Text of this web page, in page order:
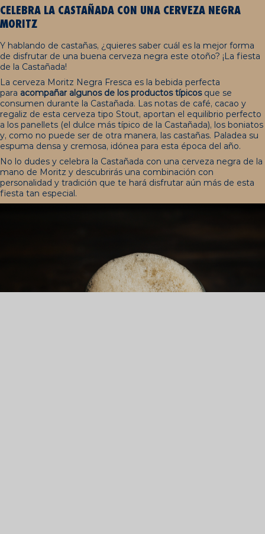
CELEBRA LA CASTAÑADA CON UNA CERVEZA NEGRA
MORITZ
Y hablando de castañas, ¿quieres saber cuál es la mejor forma
de disfrutar de una buena cerveza negra este otoño? ¡La fiesta
de la Castañada!
La cerveza Moritz Negra Fresca es la bebida perfecta
para acompañar algunos de los productos típicosque se
consumen durante la Castañada. Las notas de café, cacao y
regaliz de esta cerveza tipo Stout, aportan el equilibrio perfecto
a los panellets (el dulce más típico de la Castañada), los boniatos
y, como no puede ser de otra manera, las castañas. Paladea su
espuma densa y cremosa, idónea para esta época del año.
No lo dudes y celebra la Castañada con una cerveza negra de la
mano de Moritz y descubrirás una combinación con
personalidad y tradición que te hará disfrutar aún más de esta
fiesta tan especial.